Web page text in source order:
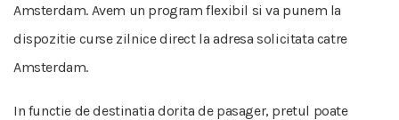
Amsterdam. Avem un program flexibil si va punem la
dispozitie curse zilnice direct la adresa solicitata catre
Amsterdam.
In functie de destinatia dorita de pasager, pretul poate